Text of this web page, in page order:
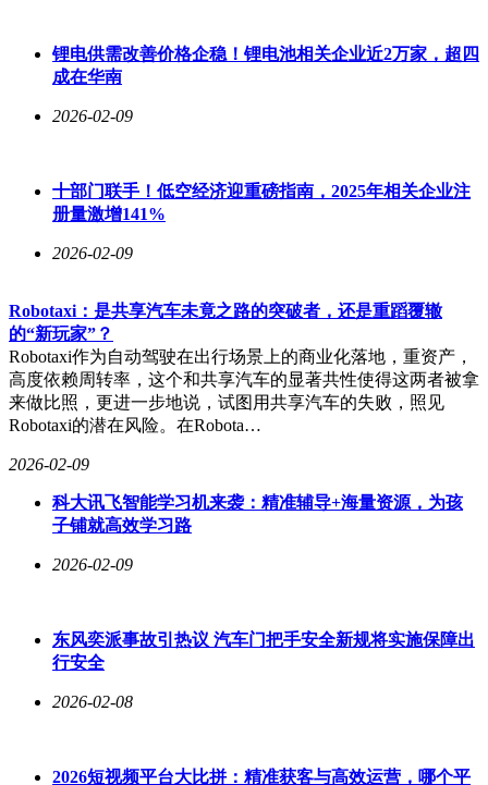
锂电供需改善价格企稳！锂电池相关企业近2万家，超四
成在华南
2026-02-09
十部门联手！低空经济迎重磅指南，2025年相关企业注
册量激增141%
2026-02-09
Robotaxi：是共享汽车未竟之路的突破者，还是重蹈覆辙
的“新玩家”？
Robotaxi作为自动驾驶在出行场景上的商业化落地，重资产，
高度依赖周转率，这个和共享汽车的显著共性使得这两者被拿
来做比照，更进一步地说，试图用共享汽车的失败，照见
Robotaxi的潜在风险。在Robota…
2026-02-09
科大讯飞智能学习机来袭：精准辅导+海量资源，为孩
子铺就高效学习路
2026-02-09
东风奕派事故引热议 汽车门把手安全新规将实施保障出
行安全
2026-02-08
2026短视频平台大比拼：精准获客与高效运营，哪个平